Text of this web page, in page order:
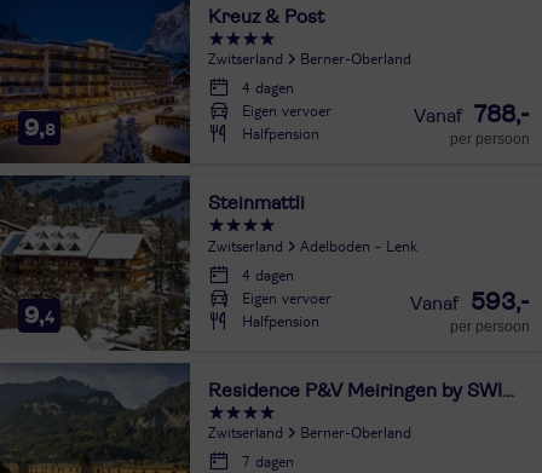
9,8
Kreuz & Post
Zwitserland
Berner-Oberland
4 dagen
Eigen vervoer
Halfpension
788,-
per persoon
9,4
Steinmattli
Zwitserland
Adelboden - Lenk
4 dagen
Eigen vervoer
Halfpension
593,-
per persoon
Residence P&V Meiringen by SWISSPEAK Resorts
Zwitserland
Berner-Oberland
7 dagen